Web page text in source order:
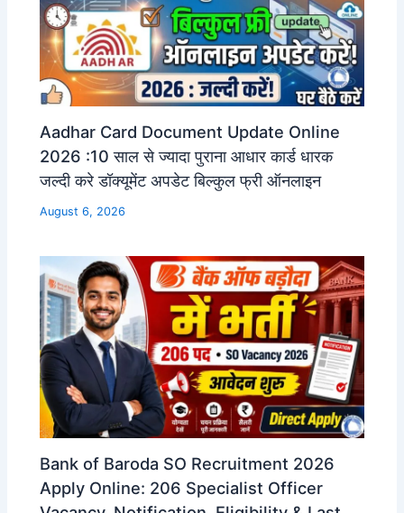
Aadhar Card Document Update Online
2026 :10 साल से ज्यादा पुराना आधार कार्ड धारक
जल्दी करे डॉक्यूमेंट अपडेट बिल्कुल फ्री ऑनलाइन
August 6, 2026
Bank of Baroda SO Recruitment 2026
Apply Online: 206 Specialist Officer